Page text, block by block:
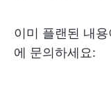
이미 플랜된 내
에 문의하세요: